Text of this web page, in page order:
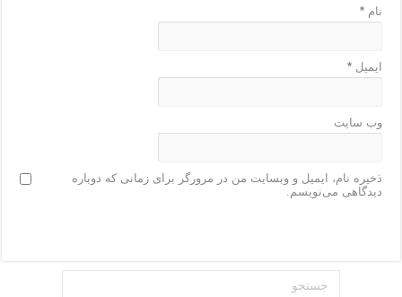
نام*
ایمیل*
وب‌ سایت
ذخیره نام، ایمیل و وبسایت من در مرورگر برای زمانی که دوباره
دیدگاهی می‌نویسم.